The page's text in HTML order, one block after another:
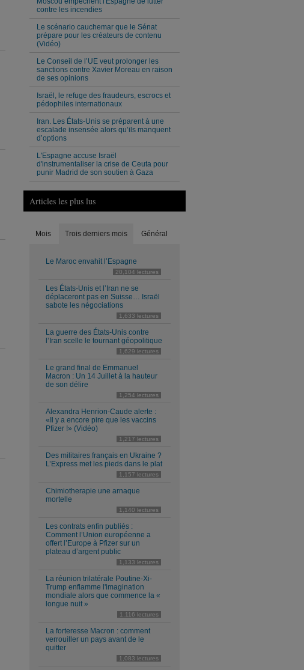
contre les incendies
Le scénario cauchemar que le Sénat
prépare pour les créateurs de contenu
(Vidéo)
Le Conseil de l’UE veut prolonger les
sanctions contre Xavier Moreau en raison
de ses opinions
Israël, le refuge des fraudeurs, escrocs et
pédophiles internationaux
Iran. Les États-Unis se préparent à une
escalade insensée alors qu’ils manquent
d’options
L'Espagne accuse Israël
d'instrumentaliser la crise de Ceuta pour
punir Madrid de son soutien à Gaza
Articles les plus lus
Mois Trois derniers mois Général
Le Maroc envahit l’Espagne
20,104 lectures
Les États-Unis et l’Iran ne se
déplaceront pas en Suisse… Israël
sabote les négociations
1,633 lectures
La guerre des États-Unis contre
l’Iran scelle le tournant géopolitique
1,629 lectures
Le grand final de Emmanuel
Macron : Un 14 Juillet à la hauteur
de son délire
1,254 lectures
Alexandra Henrion-Caude alerte :
«Il y a encore pire que les vaccins
Pfizer !» (Vidéo)
1,217 lectures
Des militaires français en Ukraine ?
L’Express met les pieds dans le plat
1,157 lectures
Chimiotherapie une arnaque
mortelle
1,140 lectures
Les contrats enfin publiés :
Comment l’Union européenne a
offert l’Europe à Pfizer sur un
plateau d’argent public
1,133 lectures
La réunion trilatérale Poutine-Xi-
Trump enflamme l'imagination
mondiale alors que commence la «
longue nuit »
1,116 lectures
La forteresse Macron : comment
verrouiller un pays avant de le
quitter
1,083 lectures